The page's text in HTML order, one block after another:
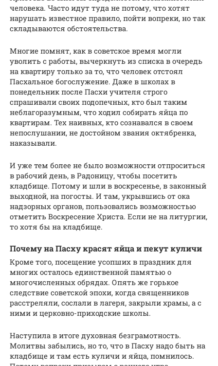
человека. Часто идут туда не потому, что хотят
нарушать известное правило, пойти вопреки, но так
складываются обстоятельства.
Многие помнят, как в советское время могли
уволить с работы, вычеркнуть из списка в очередь
на квартиру только за то, что человек отстоял
Пасхальное богослужение. Даже в школах в
понедельник после Пасхи учителя строго
спрашивали своих подопечных, кто был таким
неблагоразумным, что ходил собирать яйца по
квартирам. Тех наивных, кто сознавался в своем
непослушании, не достойном звания октябренка,
наказывали.
И уже тем более не было возможности отпроситься
в рабочий день, в Радоницу, чтобы посетить
кладбище. Потому и шли в воскресенье, в законный
выходной, на погосты. И там, укрывшись от ока
надзорных органов, пользовались возможностью
отметить Воскресение Христа. Если не на литургии,
то хотя бы на кладбище.
Почему на Пасху красят яйца и пекут куличи
Кроме того, посещение усопших в праздник для
многих осталось единственной памятью о
многочисленных обрядах. Опять же горькое
следствие советской эпохи, когда священников
расстреляли, сослали в лагеря, закрыли храмы, а с
ними и церковно-приходские школы.
Наступила в итоге духовная безграмотность.
Молитвы забылись, но то, что в Пасху надо быть на
кладбище и там есть куличи и яйца, помнилось.